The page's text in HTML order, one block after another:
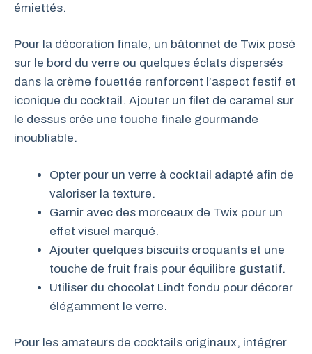
émiettés.
Pour la décoration finale, un bâtonnet de Twix posé
sur le bord du verre ou quelques éclats dispersés
dans la crème fouettée renforcent l’aspect festif et
iconique du cocktail. Ajouter un filet de caramel sur
le dessus crée une touche finale gourmande
inoubliable.
Opter pour un verre à cocktail adapté afin de
valoriser la texture.
Garnir avec des morceaux de Twix pour un
effet visuel marqué.
Ajouter quelques biscuits croquants et une
touche de fruit frais pour équilibre gustatif.
Utiliser du chocolat Lindt fondu pour décorer
élégamment le verre.
Pour les amateurs de cocktails originaux, intégrer